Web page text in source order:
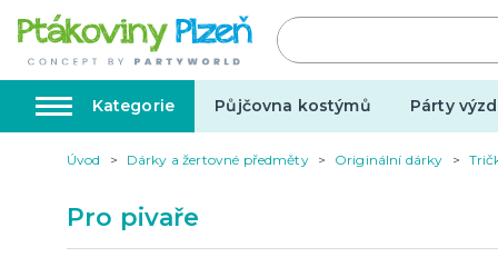
Kategorie Půjčovna kostýmů Párty
Úvod Dárky a žertovné předměty Originální dárky
Pro pivaře